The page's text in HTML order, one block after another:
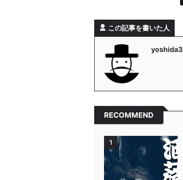
この記事を書いた人
yoshida3
RECOMMEND
1